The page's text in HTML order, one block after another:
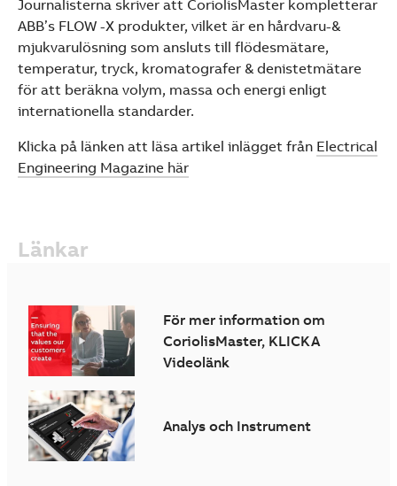
Journalisterna skriver att CoriolisMaster kompletterar
ABB’s FLOW -X produkter, vilket är en hårdvaru-&
mjukvarulösning som ansluts till flödesmätare,
temperatur, tryck, kromatografer & denistetmätare
för att beräkna volym, massa och energi enligt
internationella standarder.
Klicka på länken att läsa artikel inlägget från Electrical
Engineering Magazine här
Länkar
För mer information om
CoriolisMaster, KLICKA
Videolänk
Analys och Instrument